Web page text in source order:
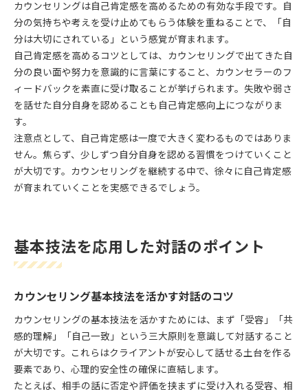
カウンセリングは自己肯定感を高めるための有効な手段です。自
分の気持ちや考えを受け止めてもらう体験を重ねることで、「自
分は大切にされている」という感覚が育まれます。
自己肯定感を高めるコツとしては、カウンセリングで出てきた自
分の良い面や努力を意識的に言葉にすること、カウンセラーのフ
ィードバックを素直に受け取ることが挙げられます。失敗や弱さ
を話せた自分自身を認めることも自己肯定感向上につながりま
す。
注意点として、自己肯定感は一度で大きく変わるものではありま
せん。焦らず、少しずつ自分自身を認める習慣をつけていくこと
が大切です。カウンセリングを継続する中で、徐々に自己肯定感
が育まれていくことを実感できるでしょう。
基本技法を応用した対話のポイント
カウンセリング基本技法を活かす対話のコツ
カウンセリングの基本技法を活かすためには、まず「受容」「共
感的理解」「自己一致」という三大原則を意識して対話すること
が大切です。これらはクライアントが安心して話せる土台を作る
要素であり、心理的安全性の確保に直結します。
たとえば、相手の話に否定や評価を挟まずに受け入れる受容、相